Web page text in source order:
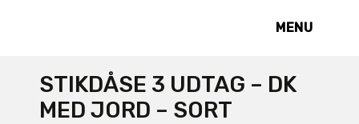
MENU
STIKDÅSE 3 UDTAG – DK
MED JORD – SORT